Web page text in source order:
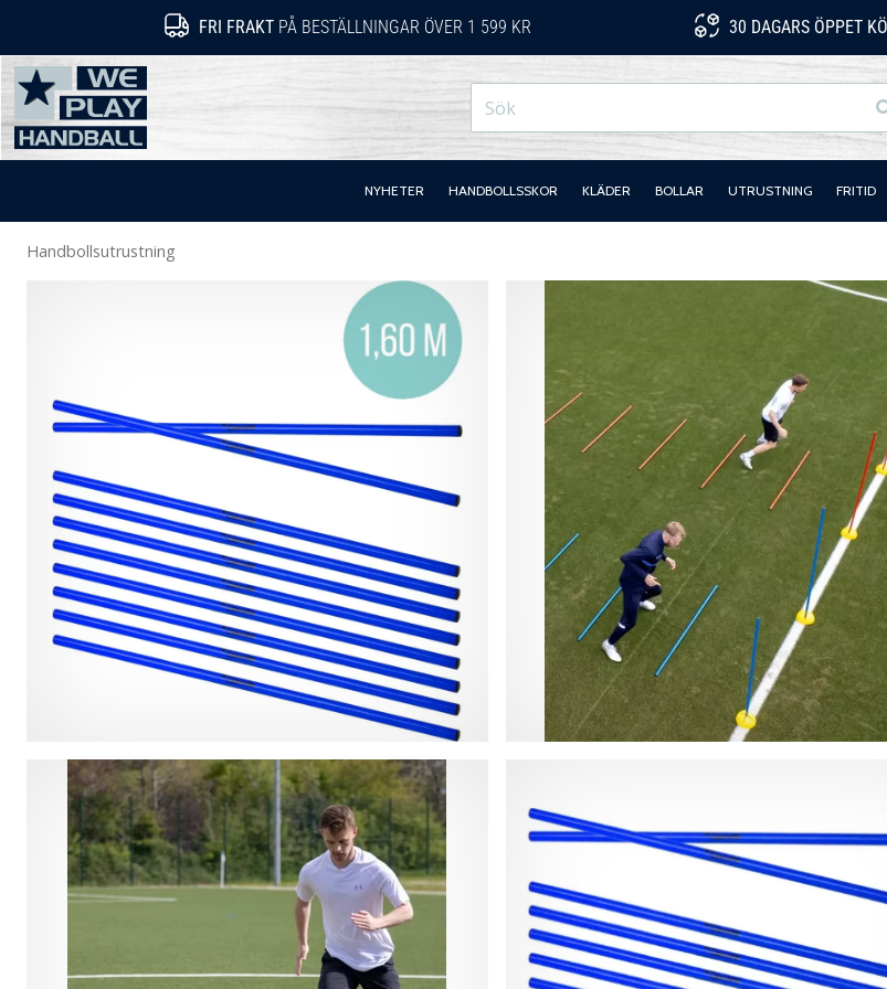
FRI FRAKTPÅ BESTÄLLNINGAR ÖVER 1 599 KR 30 DAGARS ÖPPET
WePlayHandball.se
NYHETER HANDBOLLSSKOR KLÄDER BOLLAR UTRUSTNING FRITID
Handbollsutrustning